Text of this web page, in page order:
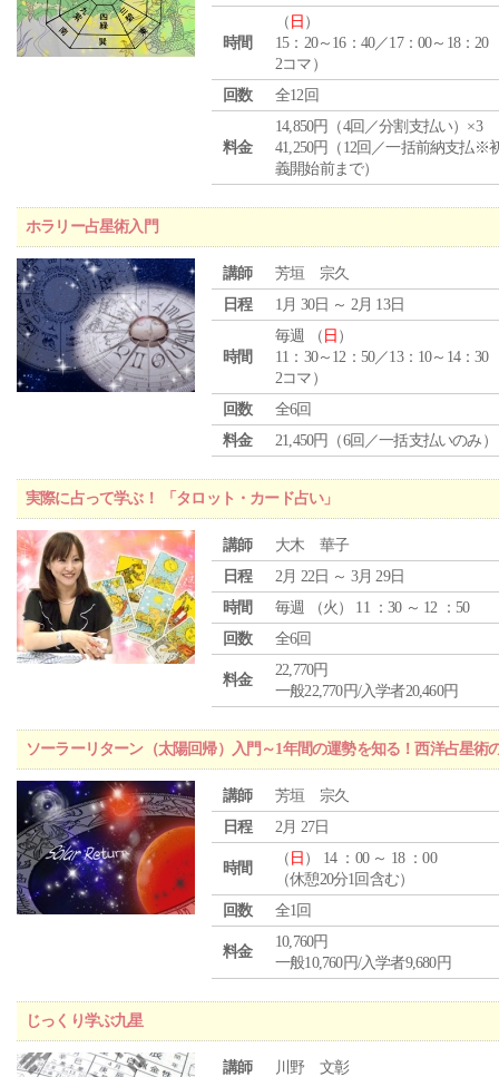
時間
（ 日 ）
15：20～16：40／17：00～18：20
2コマ）
回数
全12回
料金
14,850円（4回／分割支払い）×3
41,250円（12回／一括前納支払※
義開始前まで）
ホラリー占星術入門
講師
芳垣 宗久
日程
1月 30日 ～ 2月 13日
時間
毎週 （ 日 ）
11：30～12：50／13：10～14：30
2コマ）
回数
全6回
料金
21,450円（6回／一括支払いのみ）
実際に占って学ぶ！ 「タロット・カード占い」
講師
大木 華子
日程
2月 22日 ～ 3月 29日
時間
毎週 （火 ） 11 ：30 ～ 12 ：50
回数
全6回
料金
22,770円
一般22,770円/入学者20,460円
ソーラーリターン（太陽回帰）入門～1年間の運勢を知る！西洋占星術
講師
芳垣 宗久
日程
2月 27日
時間
（ 日 ） 14 ：00 ～ 18 ：00
（休憩20分1回含む）
回数
全1回
料金
10,760円
一般10,760円/入学者9,680円
じっくり学ぶ九星
講師 川野 文彰